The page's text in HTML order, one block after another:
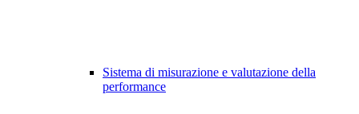
Sistema di misurazione e valutazione della
performance